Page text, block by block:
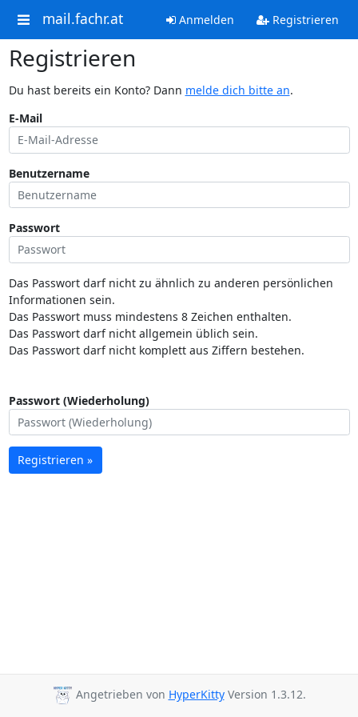
mail.fachr.at Anmelden Registrieren
Registrieren
Du hast bereits ein Konto? Dann melde dich bitte an.
E-Mail
Benutzername
Passwort
Das Passwort darf nicht zu ähnlich zu anderen persönlichen
Informationen sein.
Das Passwort muss mindestens 8 Zeichen enthalten.
Das Passwort darf nicht allgemein üblich sein.
Das Passwort darf nicht komplett aus Ziffern bestehen.
Passwort (Wiederholung)
Registrieren »
Angetrieben von HyperKittyVersion 1.3.12.